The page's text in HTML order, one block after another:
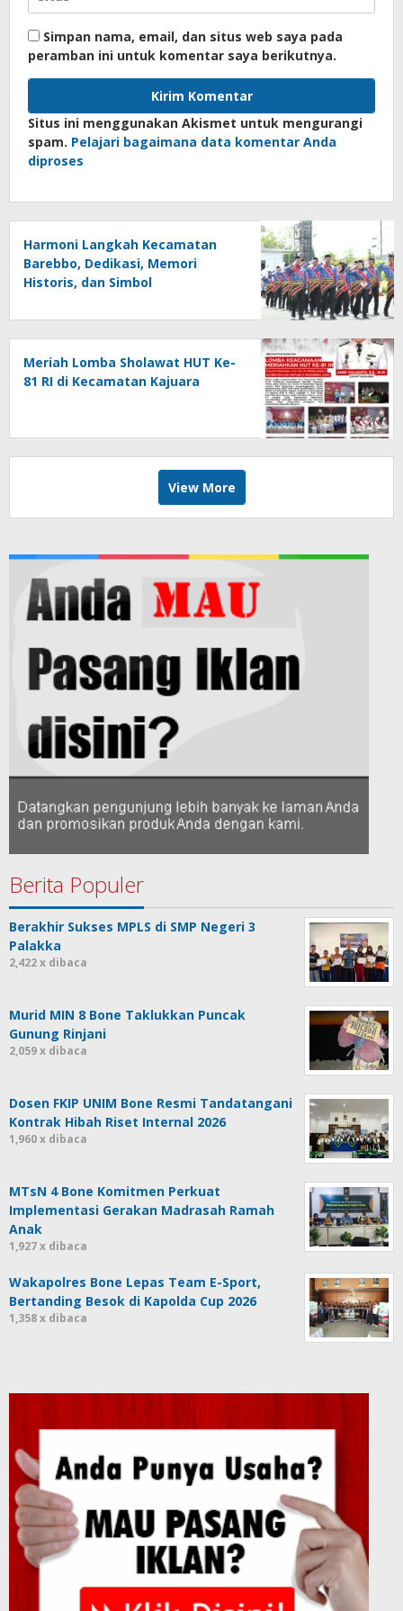
Simpan nama, email, dan situs web saya pada
peramban ini untuk komentar saya berikutnya.
Situs ini menggunakan Akismet untuk mengurangi
spam. Pelajari bagaimana data komentar Anda
diproses
Harmoni Langkah Kecamatan
Barebbo, Dedikasi, Memori
Historis, dan Simbol
Meriah Lomba Sholawat HUT Ke-
81 RI di Kecamatan Kajuara
View More
Berita Populer
Berakhir Sukses MPLS di SMP Negeri 3
Palakka
2,422 x dibaca
Murid MIN 8 Bone Taklukkan Puncak
Gunung Rinjani
2,059 x dibaca
Dosen FKIP UNIM Bone Resmi Tandatangani
Kontrak Hibah Riset Internal 2026
1,960 x dibaca
MTsN 4 Bone Komitmen Perkuat
Implementasi Gerakan Madrasah Ramah
Anak
1,927 x dibaca
Wakapolres Bone Lepas Team E-Sport,
Bertanding Besok di Kapolda Cup 2026
1,358 x dibaca